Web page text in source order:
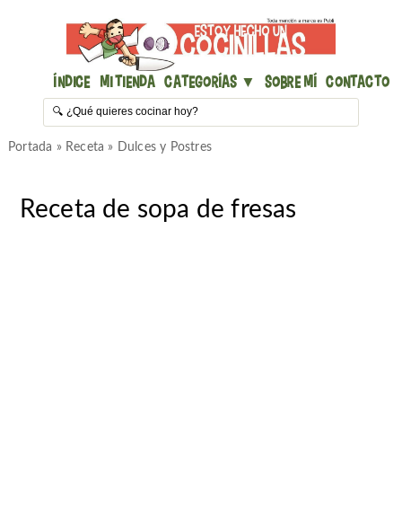
Índice Mi Tienda Categorías ▼ Sobre mí Contacto
Portada » Receta » Dulces y Postres
Receta de sopa de fresas